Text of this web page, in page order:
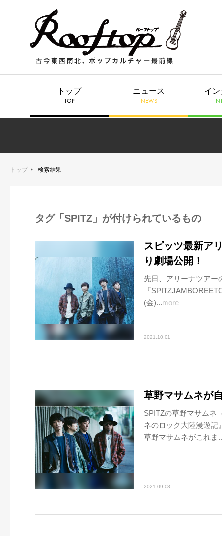
トップ
TOP
ニュース
NEWS
イン
トップ 検索結果
タグ「SPITZ」が付けられているもの
スピッツ最新ア
り劇場公開！
先日、アリーナツアー
『
(金)...more
2021.10.01
草野マサムネが
SPITZの草野マサムネ
ネのロック大陸漫遊記
草野マサムネがこれま
2021.09.08